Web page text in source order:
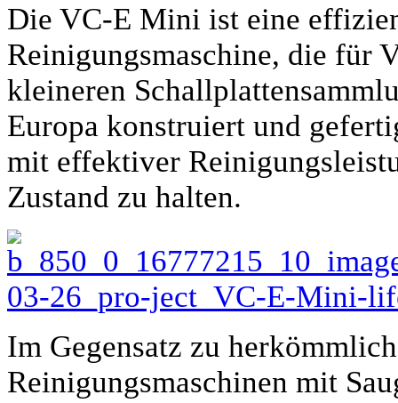
Die VC-E Mini ist eine
Reinigungsmaschine, die für
kleineren
Europa konstruiert und
mit effektiver
Zustand zu halten.
Im Gegensatz zu
Reinigungsmaschinen mit